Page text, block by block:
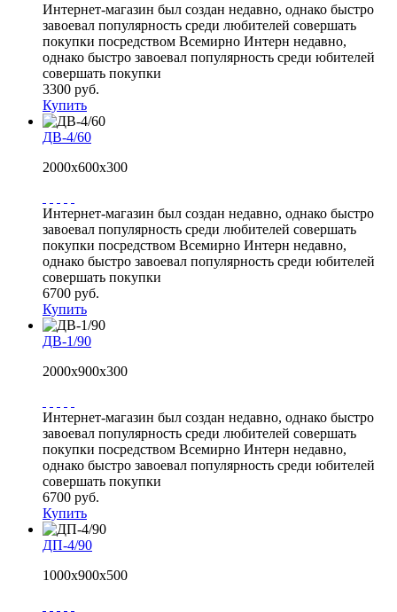
Интернет-магазин был создан недавно, однако быстро
завоевал популярность среди любителей совершать
покупки посредством Всемирно Интерн недавно,
однако быстро завоевал популярность среди юбителей
совершать покупки
3300 руб.
Купить
ДВ-4/60
2000х600х300
Интернет-магазин был создан недавно, однако быстро
завоевал популярность среди любителей совершать
покупки посредством Всемирно Интерн недавно,
однако быстро завоевал популярность среди юбителей
совершать покупки
6700 руб.
Купить
ДВ-1/90
2000х900х300
Интернет-магазин был создан недавно, однако быстро
завоевал популярность среди любителей совершать
покупки посредством Всемирно Интерн недавно,
однако быстро завоевал популярность среди юбителей
совершать покупки
6700 руб.
Купить
ДП-4/90
1000х900х500